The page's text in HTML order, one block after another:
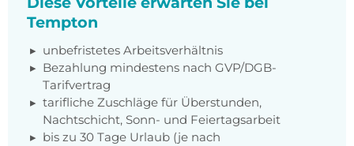
Tempton
unbefristetes Arbeitsverhältnis
Bezahlung mindestens nach GVP/DGB-
Tarifvertrag
tarifliche Zuschläge für Überstunden,
Nachtschicht, Sonn- und Feiertagsarbeit
bis zu 30 Tage Urlaub (je nach